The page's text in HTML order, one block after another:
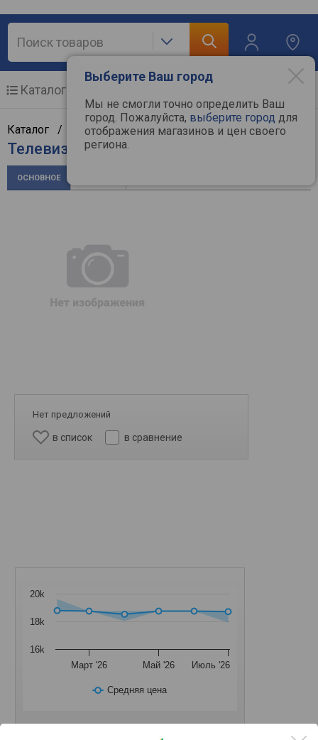
Выберите Ваш город
Мы не смогли точно определить Ваш
город. Пожалуйста, выберите город для
отображения магазинов и цен своего
региона.
Каталог
Каталог / ТВ и видеотехника/Телевизоры/Artel
Телевизор Artel 43AF90G
ОСНОВНОЕ
Нет предложений
в список в сравнение
Средняя цена
Март '26 Май '26 Июль '26
16k
18k
20k